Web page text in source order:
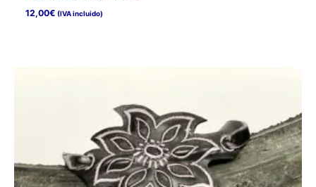
12,00€ (IVA incluido)